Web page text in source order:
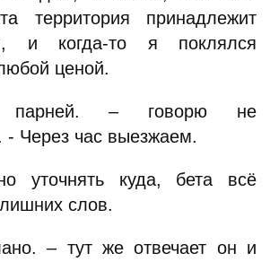
территория принадлежит
и когда-то я поклялся
ценой.
– говорю не
- Через час выезжаем.
уточнять куда, бета всё
слов.
– тут же отвечает он и